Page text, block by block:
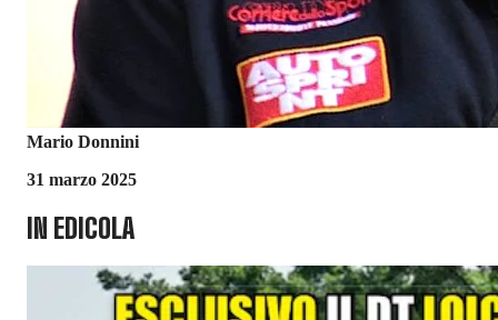
Mario Donnini
31 marzo 2025
IN EDICOLA